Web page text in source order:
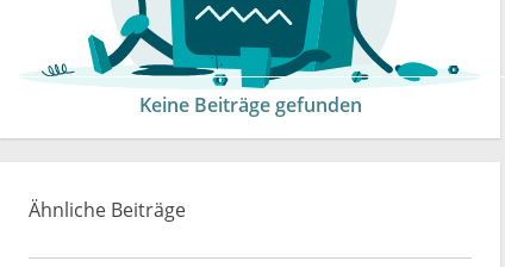
Keine Beiträge gefunden
Ähnliche Beiträge